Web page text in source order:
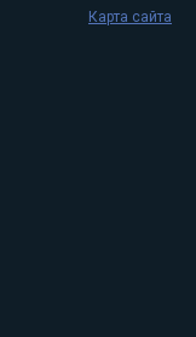
Карта сайта